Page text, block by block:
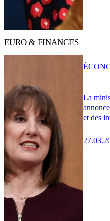
EURO & FINANCES
La
et des